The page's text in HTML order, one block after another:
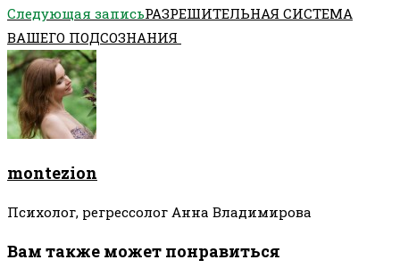
Следующая записьРАЗРЕШИТЕЛЬНАЯ СИСТЕМА
ВАШЕГО ПОДСОЗНАНИЯ
montezion
Психолог, регрессолог Анна Владимирова
Вам также может понравиться